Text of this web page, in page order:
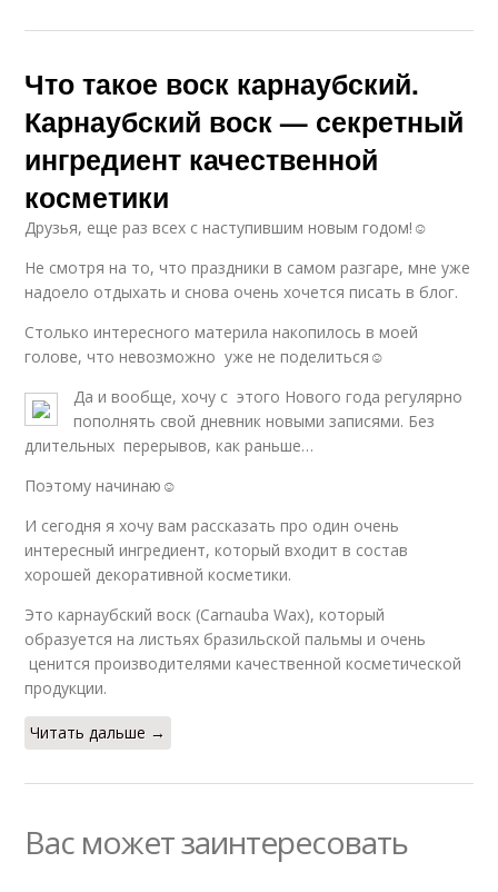
Что такое воск карнаубский.
Карнаубский воск — секретный
ингредиент качественной
косметики
Друзья, еще раз всех с наступившим новым годом!☺
Не смотря на то, что праздники в самом разгаре, мне уже
надоело отдыхать и снова очень хочется писать в блог.
Столько интересного материла накопилось в моей
голове, что невозможно уже не поделиться☺
Да и вообще, хочу с этого Нового года регулярно
пополнять свой дневник новыми записями. Без
длительных перерывов, как раньше…
Поэтому начинаю☺
И сегодня я хочу вам рассказать про один очень
интересный ингредиент, который входит в состав
хорошей декоративной косметики.
Это карнаубский воск (Carnauba Waх), который
образуется на листьях бразильской пальмы и очень
ценится производителями качественной косметической
продукции.
Читать дальше →
Вас может заинтересовать